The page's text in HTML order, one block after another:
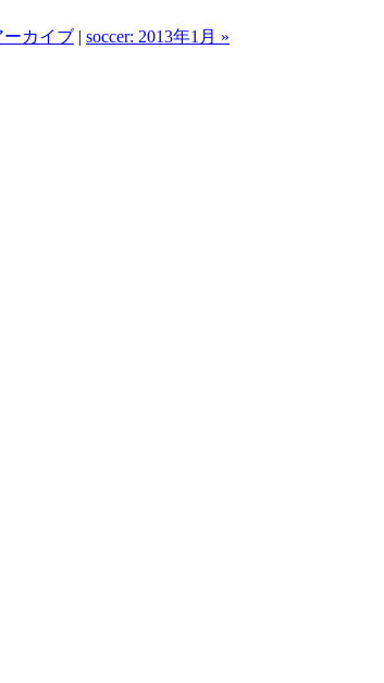
ーカイブ | soccer: 2013年1月 »